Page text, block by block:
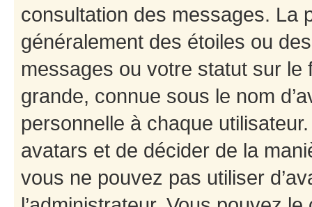
consultation des messages. La
généralement des étoiles ou
messages ou votre statut sur
grande, connue sous le nom
personnelle à chaque utilisateur.
avatars et de décider de la
vous ne pouvez pas utiliser